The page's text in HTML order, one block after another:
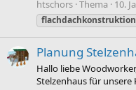
htschors Thema 10.
flachdachkonstruktion
Planung
Hallo liebe
Stelzenhaus für unsere